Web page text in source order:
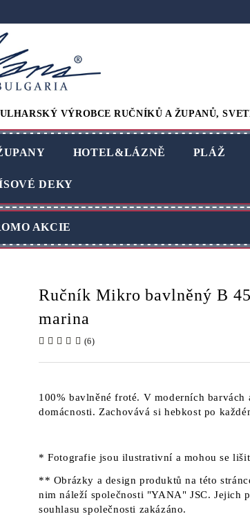
VÝROBCE RUČNÍKŮ A ŽUPANŮ,
HOTEL&LÁZNĚ PLÁŽ
DEKY
AKCIE
Ručník Mikro bavlněný B
marina
(6)
100% bavlněné froté. V moderních
domácnosti. Zachovává si hebkost po
* Fotografie jsou ilustrativní a mohou se
** Obrázky a design produktů na této
nim náleží společnosti "YANA" JSC. Jejich
souhlasu společnosti zakázáno.